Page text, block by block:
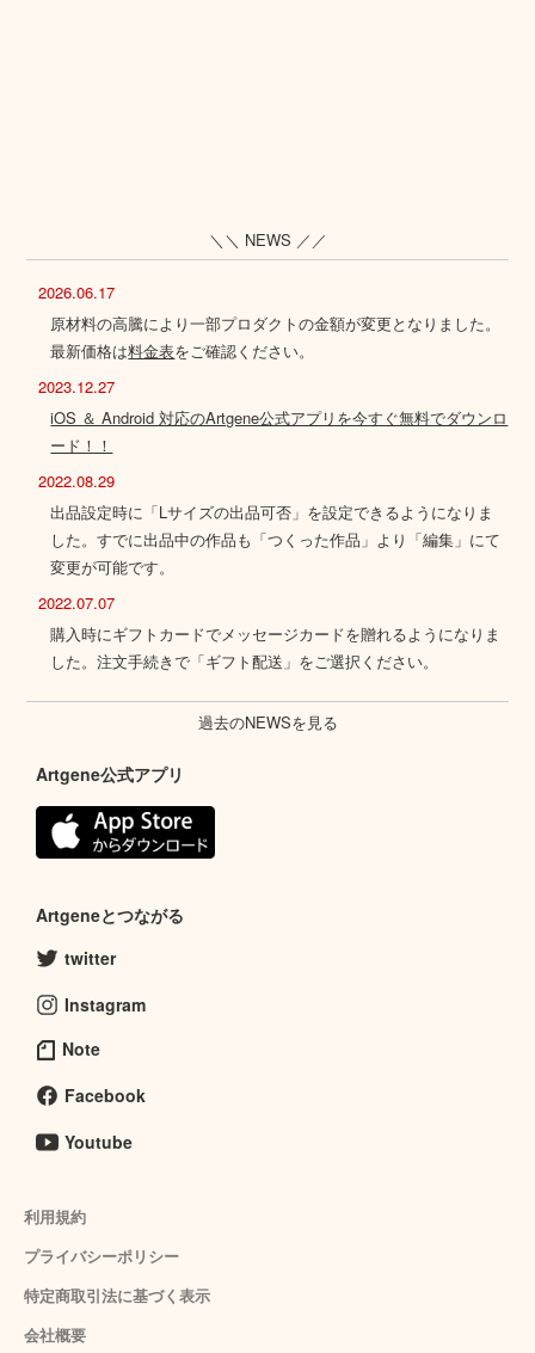
＼＼ NEWS ／／
2026.06.17
原材料の高騰により一部プロダクトの金額が変更となりました。
最新価格は料金表をご確認ください。
2023.12.27
iOS ＆ Android 対応のArtgene公式アプリを今すぐ無料でダウンロ
ード！！
2022.08.29
出品設定時に「Lサイズの出品可否」を設定できるようになりま
した。すでに出品中の作品も「つくった作品」より「編集」にて
変更が可能です。
2022.07.07
購入時にギフトカードでメッセージカードを贈れるようになりま
した。注文手続きで「ギフト配送」をご選択ください。
過去のNEWSを見る
Artgene公式アプリ
Artgeneとつながる
twitter
Instagram
Note
Facebook
Youtube
利用規約
プライバシーポリシー
特定商取引法に基づく表示
会社概要